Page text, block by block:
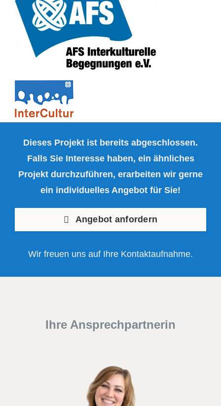
Dieses Projekt ist bereits abgeschlossen.
Falls Sie Interesse haben, ein ähnliches
Projekt durchzuführen, erarbeiten wir gerne
ein individuelles Angebot für Sie!
Angebot anfordern
Wir freuen uns auf Ihre Kontaktaufnahme.
Ihre Ansprechpartnerin